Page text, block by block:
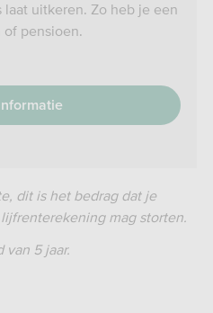
laat uitkeren. Zo heb je een
pensioen.
dit is het bedrag dat je
mag storten.
van 5 jaar.